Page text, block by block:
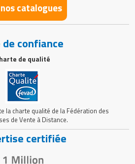
catalogues
confiance
de qualité
la charte qualité de la Fédération des
de Vente à Distance.
certifiée